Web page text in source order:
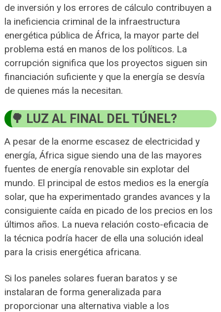
de inversión y los errores de cálculo contribuyen a
la ineficiencia criminal de la infraestructura
energética pública de África, la mayor parte del
problema está en manos de los políticos. La
corrupción significa que los proyectos siguen sin
financiación suficiente y que la energía se desvía
de quienes más la necesitan.
LUZ AL FINAL DEL TÚNEL?
A pesar de la enorme escasez de electricidad y
energía, África sigue siendo una de las mayores
fuentes de energía renovable sin explotar del
mundo. El principal de estos medios es la energía
solar, que ha experimentado grandes avances y la
consiguiente caída en picado de los precios en los
últimos años. La nueva relación costo-eficacia de
la técnica podría hacer de ella una solución ideal
para la crisis energética africana.
Si los paneles solares fueran baratos y se
instalaran de forma generalizada para
proporcionar una alternativa viable a los